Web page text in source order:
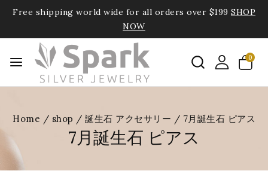
Free shipping world wide for all orders over $199 SHOP
NOW
0
Home / shop / 誕生石 アクセサリー / 7月誕生石 ピアス
7月誕生石 ピアス